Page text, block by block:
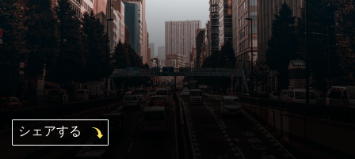
Korea Office
Kaohsiung Capacity Center
Mexico, Central America and Caribbean
Secretariat
シェアする